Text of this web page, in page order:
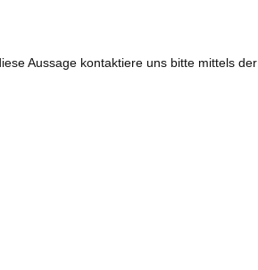
Aussage kontaktiere uns bitte mittels der